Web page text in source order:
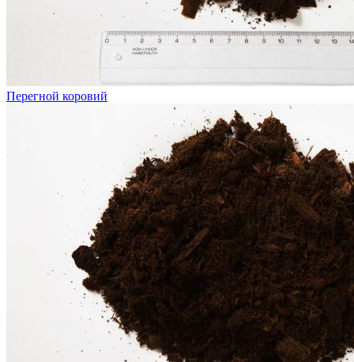
Перегной коровий